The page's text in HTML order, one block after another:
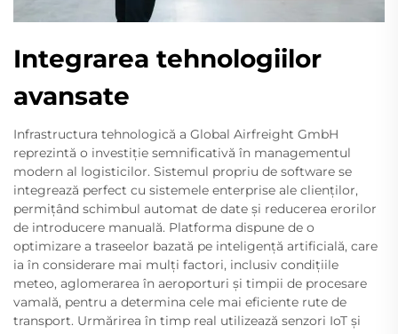
Integrarea tehnologiilor
avansate
Infrastructura tehnologică a Global Airfreight GmbH
reprezintă o investiție semnificativă în managementul
modern al logisticilor. Sistemul propriu de software se
integrează perfect cu sistemele enterprise ale clienților,
permițând schimbul automat de date și reducerea erorilor
de introducere manuală. Platforma dispune de o
optimizare a traseelor bazată pe inteligență artificială, care
ia în considerare mai mulți factori, inclusiv condițiile
meteo, aglomerarea în aeroporturi și timpii de procesare
vamală, pentru a determina cele mai eficiente rute de
transport. Urmărirea în timp real utilizează senzori IoT și